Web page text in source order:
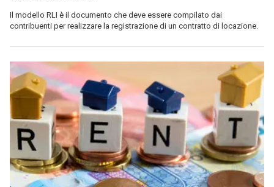
Il modello RLI è il documento che deve essere compilato dai
contribuenti per realizzare la registrazione di un contratto di locazione.